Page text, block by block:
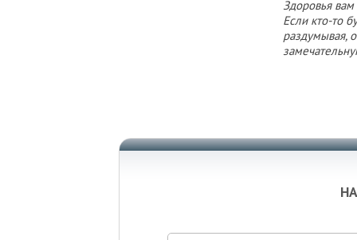
Здоровья
Если кто-то
раздумывая,